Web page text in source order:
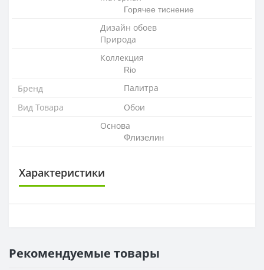
Горячее тиснение
Дизайн обоев
Природа
Коллекция
Rio
Бренд
Палитра
Вид Товара
Обои
Основа
Флизелин
Характеристики
РАППОРТ
Рекомендуемые товары